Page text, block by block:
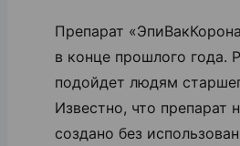
Препарат
в конце прошлого года.
подойдет людям
Известно, что препарат
создано без